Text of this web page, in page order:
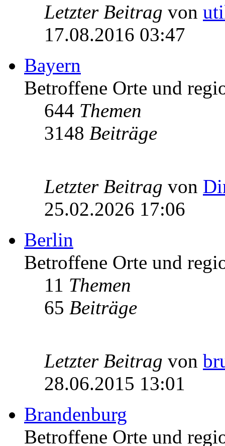
Letzter Beitrag von
17.08.2016 03:47
Bayern
Betroffene Orte und
644 Themen
3148 Beiträge
Letzter Beitrag von
25.02.2026 17:06
Berlin
Betroffene Orte und
11 Themen
65 Beiträge
Letzter Beitrag von
28.06.2015 13:01
Brandenburg
Betroffene Orte und